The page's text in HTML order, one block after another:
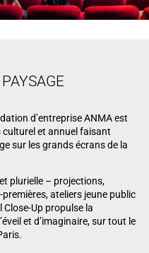
d’entreprise ANMA est
culturel et annuel faisant
sur les grands écrans de la
plurielle – projections,
ateliers jeune public
Up propulse la
et d’imaginaire, sur tout le